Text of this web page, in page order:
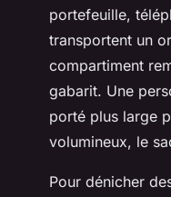
portefeuille,
transportent un
compartiment
gabarit. Une
porté plus large
volumineux, le
Pour dénicher